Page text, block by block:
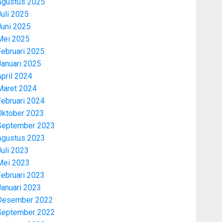
2025
2025
2025
2025
2025
2024
2024
2024
2023
2023
2023
2023
2023
2023
2023
2022
2022